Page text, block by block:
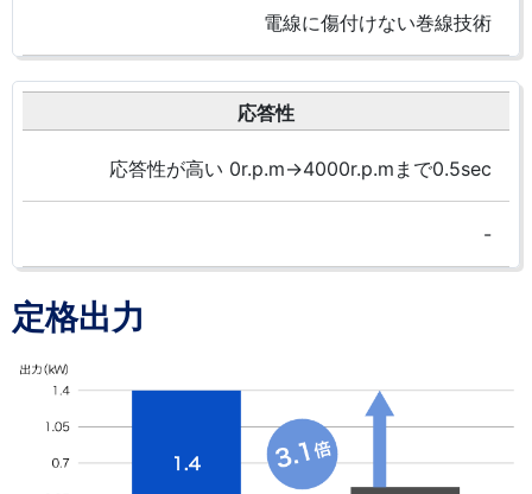
電線に傷付けない巻線技術
応答性
応答性が高い 0r.p.m→4000r.p.mまで0.5sec
-
定格出力